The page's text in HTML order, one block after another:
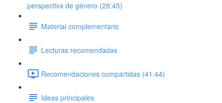
perspectiva de género (28:45)
Material complementario
Lecturas recomendadas
Recomendaciones compartidas (41:44)
Ideas principales